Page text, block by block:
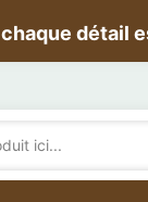
chaque détail